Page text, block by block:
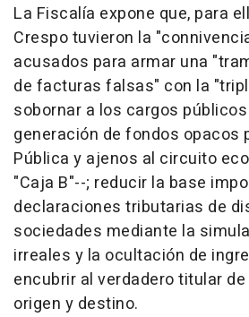
La Fiscalía expone que, para
Crespo tuvieron la
acusados para armar una
de facturas falsas" con la
sobornar a los cargos
generación de fondos opacos
Pública y ajenos al circuito
"Caja B"--; reducir la base
declaraciones tributarias de
sociedades mediante la
irreales y la ocultación de
encubrir al verdadero titular
origen y destino.